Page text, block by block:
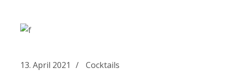
13. April 2021 Cocktails